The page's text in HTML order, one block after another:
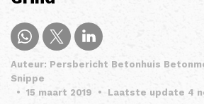
Auteur: Persbericht Betonhuis
Snippe
• 15 maart 2019 • Laatste update 4